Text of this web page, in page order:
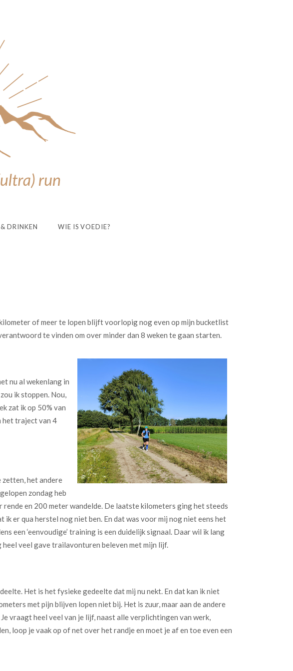
DRINKEN WIE IS VOEDIE?
of meer te lopen blijft voorlopig nog even op mijn bucketlist
te vinden om over minder dan 8 weken te gaan starten.
nu al wekenlang in
ik stoppen. Nou,
zat ik op 50% van
het traject van 4
zetten, het andere
zondag heb
en 200 meter wandelde. De laatste kilometers ging het steeds
ik er qua herstel nog niet ben. En dat was voor mij nog niet eens het
een ‘eenvoudige’ training is een duidelijk signaal. Daar wil ik lang
veel gave trailavonturen beleven met mijn lijf.
Het is het fysieke gedeelte dat mij nu nekt. En dat kan ik niet
met pijn blijven lopen niet bij. Het is zuur, maar aan de andere
vraagt heel veel van je lijf, naast alle verplichtingen van werk,
loop je vaak op of net over het randje en moet je af en toe even een